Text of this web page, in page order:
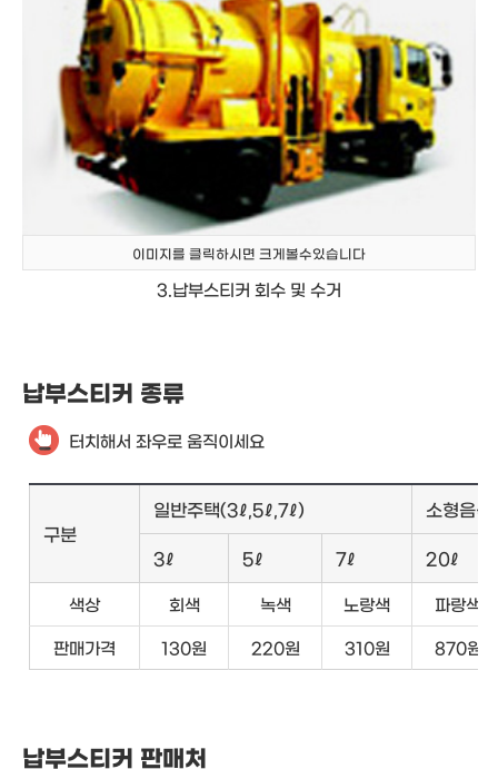
이미지를 클릭하시면 크게볼수있습니다
3.납부스티커 회수 및 수거
납부스티커 종류
터치해서 좌우로 움직이세요
구분
일반주택(3ℓ,5ℓ,7ℓ) 소형음식
3ℓ 5ℓ 7ℓ 20ℓ
색상 회색 녹색 노랑색 파랑색
판매가격 130원 220원 310원 870원
납부스티커 판매처